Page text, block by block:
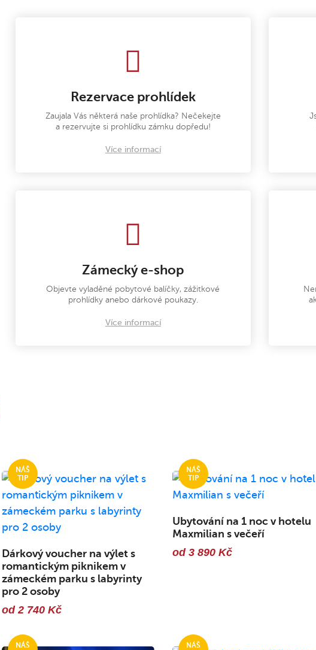
Rezervace prohlídek
Zaujala Vás některá naše prohlídka? Nečekejte
a rezervujte si prohlídku zámku dopředu!
Více informací
Zámecký e-shop
Objevte vyladěné pobytové balíčky, zážitkové
prohlídky anebo dárkové poukazy.
Více informací
Dárkový voucher na výlet s
romantickým piknikem v
zámeckém parku s labyrinty
pro 2 osoby
od 2 740 Kč
Ubytování na 1 noc v hotelu
Maxmilian s večeří
od 3 890 Kč